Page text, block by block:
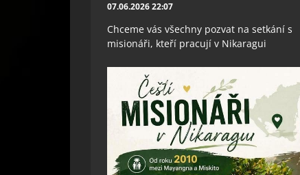
07.06.2026 22:07
Chceme vás všechny pozvat na setkání s
misionáři, kteří pracují v Nikaragui